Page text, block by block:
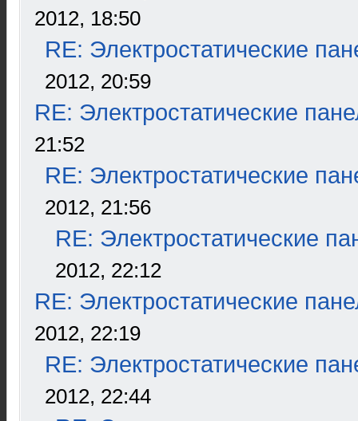
2012, 18:50
RE: Электростатические
2012, 20:59
RE: Электростатические
21:52
RE: Электростатические
2012, 21:56
RE: Электростатические
2012, 22:12
RE: Электростатические
2012, 22:19
RE: Электростатические
2012, 22:44